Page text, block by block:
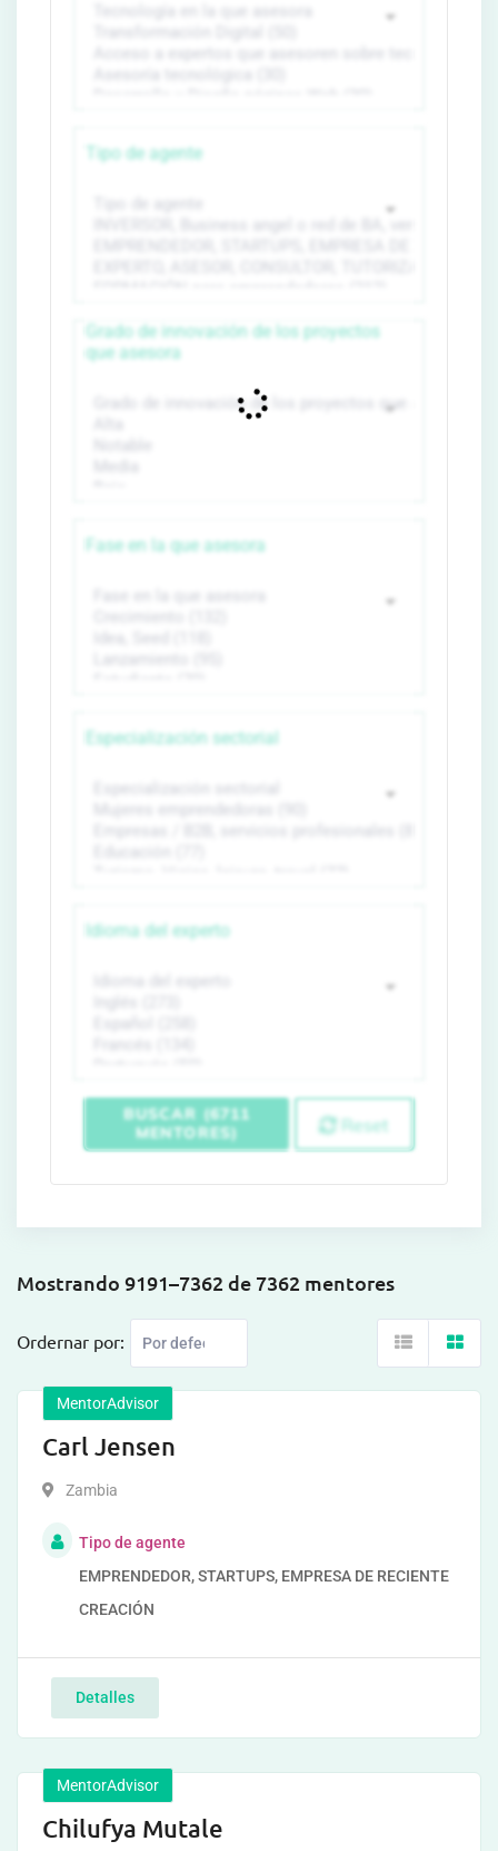
Tipo de agente
Grado de innovación de los proyectos
que asesora
Fase en la que asesora
Especialización sectorial
Idioma del experto
BUSCAR (6711
MENTORES)
Reset
Mostrando 9191–7362 de 7362 mentores
Ordernar por:
MentorAdvisor
Carl Jensen
Zambia
Tipo de agente
EMPRENDEDOR, STARTUPS, EMPRESA DE RECIENTE
CREACIÓN
Detalles
MentorAdvisor
Chilufya Mutale